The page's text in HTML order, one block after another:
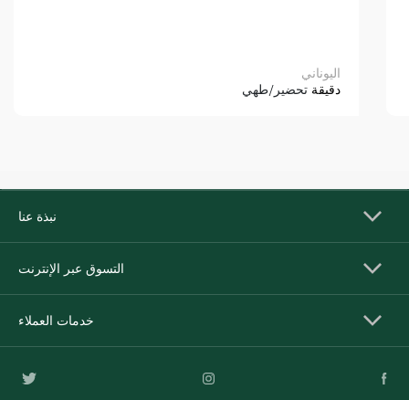
اليوناني
دقيقة تحضير/طهي
نبذة عنا
التسوق عبر الإنترنت
خدمات العملاء